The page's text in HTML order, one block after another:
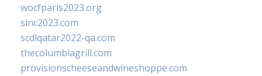
wocfparis2023.org
sinc2023.com
scdlqatar2022-qa.com
thecolumbiagrill.com
provisionscheeseandwineshoppe.com